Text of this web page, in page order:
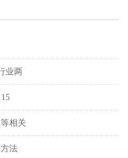
业两
相关
法